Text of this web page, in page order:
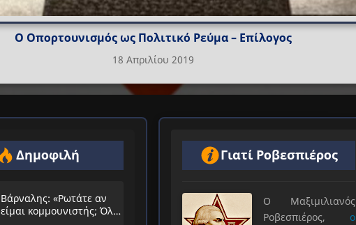
Ο Οπορτουνισμός ως Πολιτικό Ρεύμα – Επίλογος
18 Απριλίου 2019
Δημοφιλή
Βάρναλης: «Ρωτάτε αν
είμαι κομμουνιστής; Όλο
Γιατί Ροβεσπιέρος
Ο Μαξιμιλιανός
Ροβεσπιέρος, ο